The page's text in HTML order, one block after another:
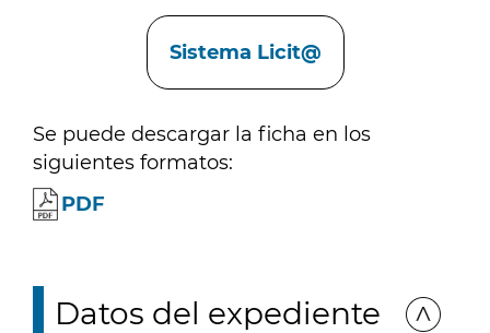
Sistema Licit@
Se puede descargar la ficha en los
siguientes formatos:
PDF
Datos del expediente